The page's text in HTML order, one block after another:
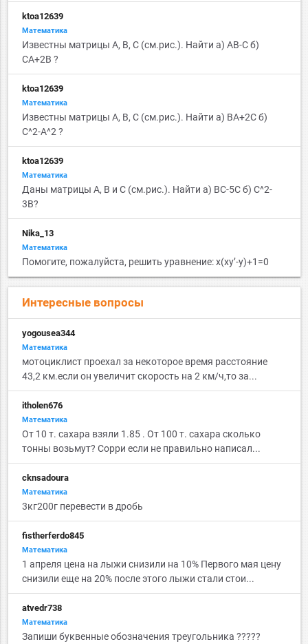
ktoa12639
Математика
Известны матрицы А, B, C (см.рис.). Найти а) AB-C б)
СА+2B ?
ktoa12639
Математика
Известны матрицы А, B, C (см.рис.). Найти а) BA+2C б)
С^2-A^2 ?
ktoa12639
Математика
Даны матрицы A, B и C (см.рис.). Найти а) BC-5C б) С^2-
3B?
Nika_13
Математика
Помогите, пожалуйста, решить уравнение: x(xy’-y)+1=0
Интересные вопросы
yogousea344
Математика
мотоциклист проехал за некоторое время расстояние
43,2 км.если он увеличит скорость на 2 км/ч,то за...
itholen676
Математика
От 10 т. сахара взяли 1.85 . От 100 т. сахара сколько
тонны возьмут? Сорри если не правильно написал...
cknsadoura
Математика
3кг200г перевести в дробь
fistherferdo845
Математика
1 апреля цена на лыжи снизили на 10% Первого мая цену
снизили еще на 20% после этого лыжи стали стои...
atvedr738
Математика
Запиши буквенные обозначения треугольника ?????